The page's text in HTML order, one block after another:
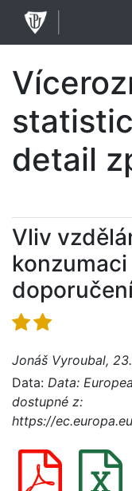
detail
Vliv
Jonáš Vyroubal,
Data: Data:
dostupné z:
https://